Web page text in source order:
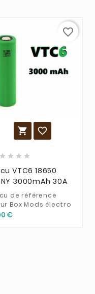
 
   
VTC6 18650
3000mAh 30A
de référence
Box Mods électro
€
favorite_border